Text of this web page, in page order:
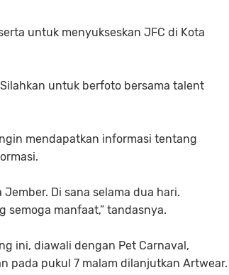
untuk menyukseskan JFC di Kota
untuk berfoto bersama talent
mendapatkan informasi tentang
Di sana selama dua hari.
semoga manfaat,” tandasnya.
ini, diawali dengan Pet Carnaval,
pada pukul 7 malam dilanjutkan Artwear.